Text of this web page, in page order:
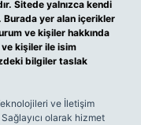
Sitede yalnızca kendi
Burada yer alan içerikler
ve kişiler hakkında
ve kişiler ile isim
bilgiler taslak
ve İletişim
olarak hizmet